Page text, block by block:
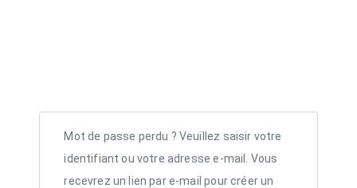
Mot de passe perdu ? Veuillez saisir votre
identifiant ou votre adresse e-mail. Vous
recevrez un lien par e-mail pour créer un